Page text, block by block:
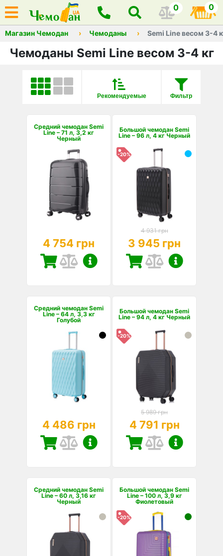
0 0
Магазин Чемодан Чемоданы Semi Line весом 3-4
Чемоданы Semi Line весом 3-4 кг
Фильтр
Рекомендуемые
Средний чемодан Semi
Line – 71 л, 3,2 кг
Черный
4 754 грн
Большой чемодан Semi
Line – 96 л, 4 кг Черный
-20%
4 931 грн
3 945 грн
Средний чемодан Semi
Line – 64 л, 3,3 кг
Голубой
4 486 грн
Большой чемодан Semi
Line – 94 л, 4 кг Черный
-20%
5 989 грн
4 791 грн
Средний чемодан Semi
Line – 60 л, 3,16 кг
Черный
Большой чемодан Semi
Line – 100 л, 3,9 кг
Фиолетовый
-20%